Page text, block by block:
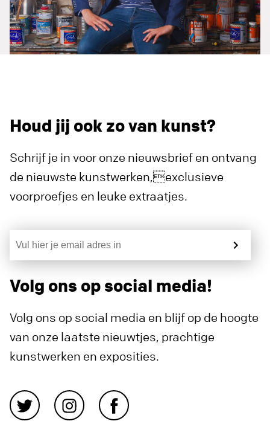
Houd jij ook zo van kunst?
Schrijf je in voor onze nieuwsbrief en ontvang
de nieuwste kunstwerken,exclusieve
voorproefjes en leuke extraatjes.
Volg ons op social media!
Volg ons op social media en blijf op de hoogte
van onze laatste nieuwtjes, prachtige
kunstwerken en exposities.